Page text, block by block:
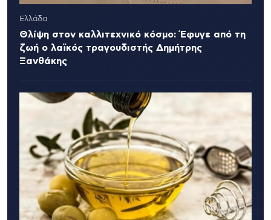
Ελλάδα
Θλίψη στον καλλιτεχνικό κόσμο: Έφυγε από τη
ζωή ο λαϊκός τραγουδιστής Δημήτρης
Ξανθάκης